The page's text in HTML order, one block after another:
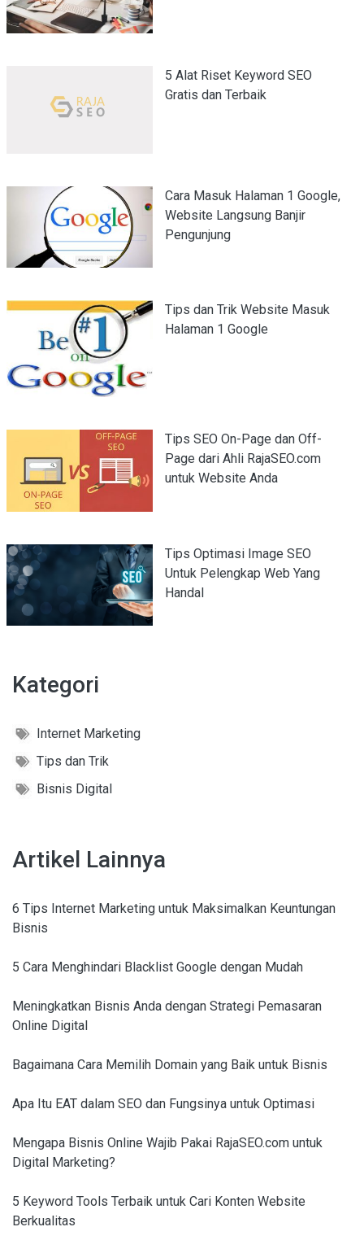
5 Alat Riset Keyword SEO
Gratis dan Terbaik
Cara Masuk Halaman 1 Google,
Website Langsung Banjir
Pengunjung
Tips dan Trik Website Masuk
Halaman 1 Google
Tips SEO On-Page dan Off-
Page dari Ahli RajaSEO.com
untuk Website Anda
Tips Optimasi Image SEO
Untuk Pelengkap Web Yang
Handal
Kategori
Internet Marketing
Tips dan Trik
Bisnis Digital
Artikel Lainnya
6 Tips Internet Marketing untuk Maksimalkan Keuntungan
Bisnis
5 Cara Menghindari Blacklist Google dengan Mudah
Meningkatkan Bisnis Anda dengan Strategi Pemasaran
Online Digital
Bagaimana Cara Memilih Domain yang Baik untuk Bisnis
Apa Itu EAT dalam SEO dan Fungsinya untuk Optimasi
Mengapa Bisnis Online Wajib Pakai RajaSEO.com untuk
Digital Marketing?
5 Keyword Tools Terbaik untuk Cari Konten Website
Berkualitas